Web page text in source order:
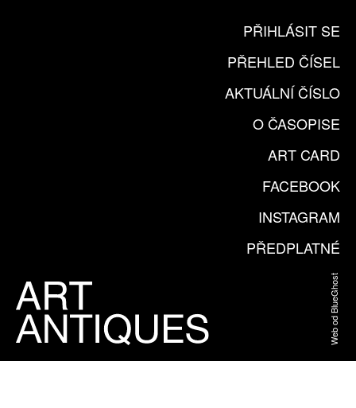
PŘIHLÁSIT SE
PŘEHLED ČÍSEL
AKTUÁLNÍ ČÍSLO
O ČASOPISE
ART CARD
FACEBOOK
INSTAGRAM
PŘEDPLATNÉ
Web od BlueGhost